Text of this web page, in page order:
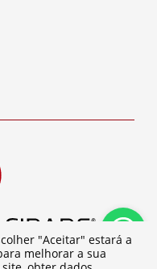
"Aceitar" estará a
melhorar a sua